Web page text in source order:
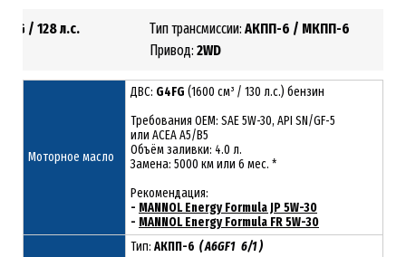
/ 128 л.с.
Тип трансмиссии: АКПП-6 / МКПП-6
Привод: 2WD
Моторное масло
ДВС: G4FG (1600 см³ / 130 л.с.) бензин
Требования ОЕМ: SAE 5W-30, API SN/GF-5
или ACEA A5/B5
Объём заливки: 4.0 л.
Замена: 5000 км или 6 мес. *
Рекомендация:
- MANNOL Energy Formula JP 5W-30
- MANNOL Energy Formula FR 5W-30
Тип: АКПП-6 ( A6GF1 6/1 )